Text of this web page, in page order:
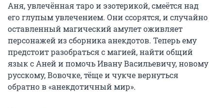
Аня, увлечённая таро и эзотерикой, смеётся над
его глупым увлечением. Они ссорятся, и случайно
оставленный магический амулет оживляет
персонажей из сборника анекдотов. Теперь ему
предстоит разобраться с магией, найти общий
язык с Аней и помочь Ивану Васильевичу, новому
русскому, Вовочке, тёще и чукче вернуться
обратно в «анекдотичный мир».